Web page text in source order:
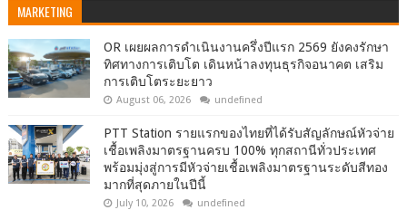
MARKETING
OR เผยผลการดำเนินงานครึ่งปีแรก 2569 ยังคงรักษา
ทิศทางการเติบโต เดินหน้าลงทุนธุรกิจอนาคต เสริม
การเติบโตระยะยาว
August 06, 2026 undefined
PTT Station รายแรกของไทยที่ได้รับสัญลักษณ์หัวจ่าย
เชื้อเพลิงมาตรฐานครบ 100% ทุกสถานีทั่วประเทศ
พร้อมมุ่งสู่การมีหัวจ่ายเชื้อเพลิงมาตรฐานระดับสีทอง
มากที่สุดภายในปีนี้
July 10, 2026 undefined